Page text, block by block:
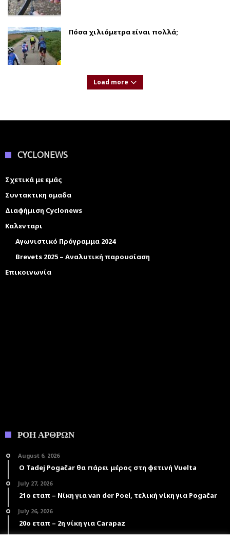
Πόσα χιλιόμετρα είναι πολλά;
Load more
CYCLONEWS
Σχετικά με εμάς
Συντακτικη ομαδα
Διαφήμιση Cyclonews
Καλενταρι
Αγωνιστικό Πρόγραμμα 2024
Brevets 2025 – Αναλυτική παρουσίαση
Επικοινωνία
ΡΟΗ ΑΡΘΡΩΝ
August 6, 2026
Ο Tadej Pogačar θα πάρει μέρος στη φετινή Vuelta
July 27, 2026
21ο εταπ – Νίκη για van der Poel, τελική νίκη για Pogačar
July 26, 2026
20ο εταπ – 2η νίκη για Carapaz